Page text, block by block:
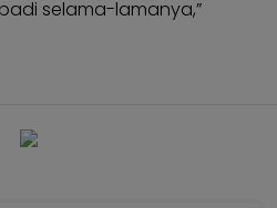
selama-lamanya,”